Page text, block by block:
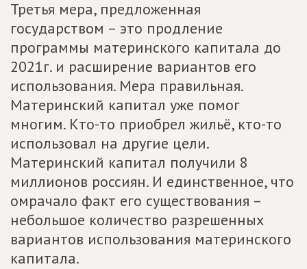
Третья мера, предложенная
государством – это продление
программы материнского капитала до
2021г. и расширение вариантов его
использования. Мера правильная.
Материнский капитал уже помог
многим. Кто-то приобрел жильё, кто-то
использовал на другие цели.
Материнский капитал получили 8
миллионов россиян. И единственное, что
омрачало факт его существования –
небольшое количество разрешенных
вариантов использования материнского
капитала.